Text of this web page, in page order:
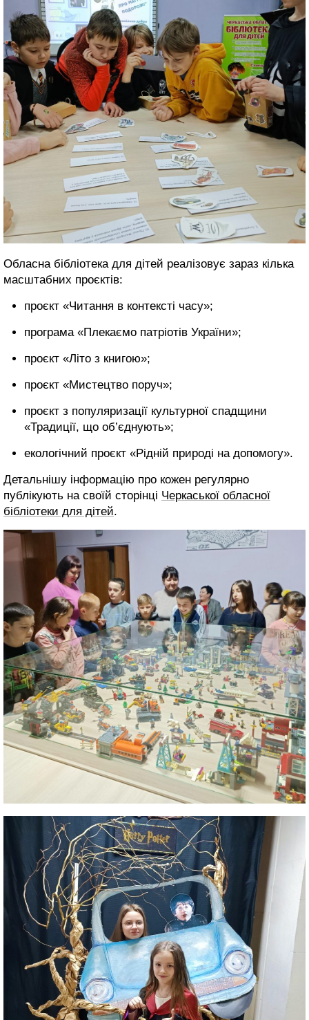
Обласна бібліотека для дітей реалізовує зараз кілька
масштабних проєктів:
проєкт «Читання в контексті часу»;
програма «Плекаємо патріотів України»;
проєкт «Літо з книгою»;
проєкт «Мистецтво поруч»;
проєкт з популяризації культурної спадщини
«Традиції, що об’єднують»;
екологічний проєкт «Рідній природі на допомогу».
Детальнішу інформацію про кожен регулярно
публікують на своїй сторінці Черкаської обласної
бібліотеки для дітей.